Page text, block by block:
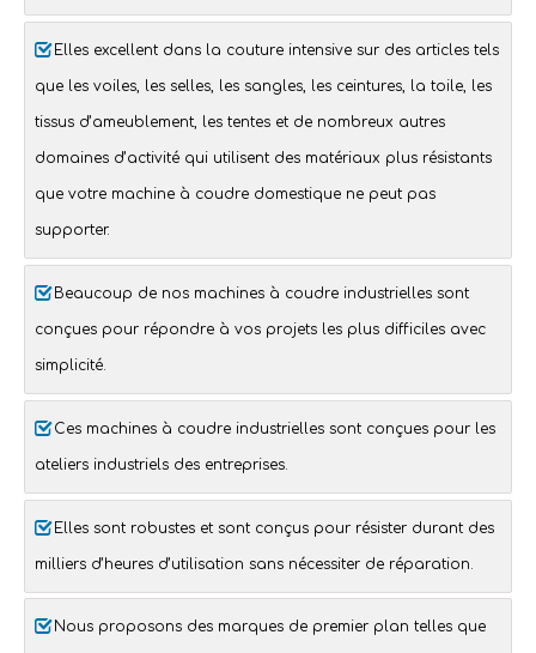
Elles excellent dans la couture intensive sur des articles tels
que les voiles, les selles, les sangles, les ceintures, la toile, les
tissus d’ameublement, les tentes et de nombreux autres
domaines d’activité qui utilisent des matériaux plus résistants
que votre machine à coudre domestique ne peut pas
supporter.
Beaucoup de nos machines à coudre industrielles sont
conçues pour répondre à vos projets les plus difficiles avec
simplicité.
Ces machines à coudre industrielles sont conçues pour les
ateliers industriels des entreprises.
Elles sont robustes et sont conçus pour résister durant des
milliers d’heures d’utilisation sans nécessiter de réparation.
Nous proposons des marques de premier plan telles que